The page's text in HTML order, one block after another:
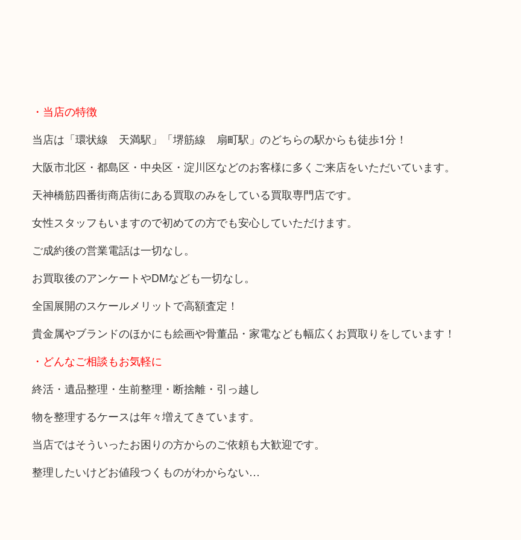
・当店の特徴
当店は「環状線 天満駅」「堺筋線 扇町駅」のどちらの駅からも徒歩1分！
大阪市北区・都島区・中央区・淀川区などのお客様に多くご来店をいただいています。
天神橋筋四番街商店街にある買取のみをしている買取専門店です。
女性スタッフもいますので初めての方でも安心していただけます。
ご成約後の営業電話は一切なし。
お買取後のアンケートやDMなども一切なし。
全国展開のスケールメリットで高額査定！
貴金属やブランドのほかにも絵画や骨董品・家電なども幅広くお買取りをしています！
・どんなご相談もお気軽に
終活・遺品整理・生前整理・断捨離・引っ越し
物を整理するケースは年々増えてきています。
当店ではそういったお困りの方からのご依頼も大歓迎です。
整理したいけどお値段つくものがわからない…